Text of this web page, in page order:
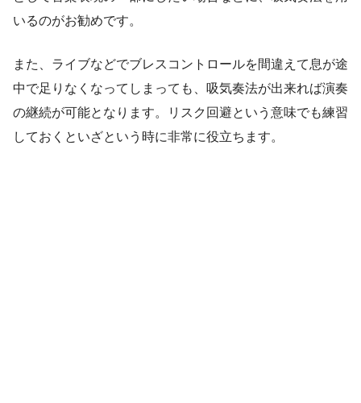
いるのがお勧めです。
また、ライブなどでブレスコントロールを間違えて息が途
中で足りなくなってしまっても、吸気奏法が出来れば演奏
の継続が可能となります。リスク回避という意味でも練習
しておくといざという時に非常に役立ちます。